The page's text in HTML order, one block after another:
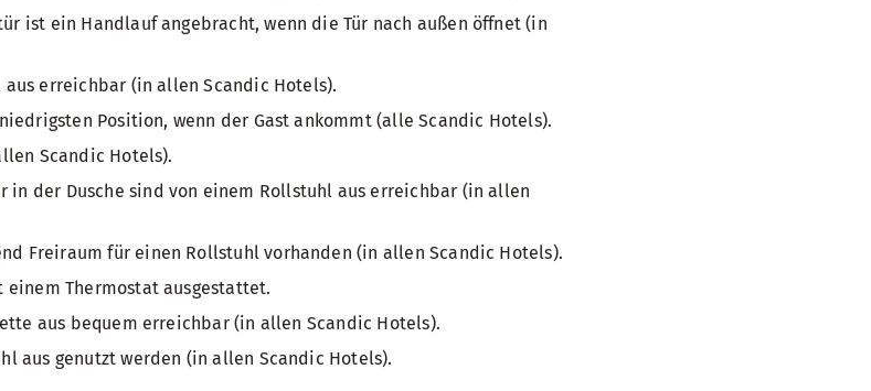
ist ein Handlauf angebracht, wenn die Tür nach außen öffnet (in
erreichbar (in allen Scandic Hotels).
Position, wenn der Gast ankommt (alle Scandic Hotels).
Scandic Hotels).
in der Dusche sind von einem Rollstuhl aus erreichbar (in allen
Freiraum für einen Rollstuhl vorhanden (in allen Scandic Hotels).
einem Thermostat ausgestattet.
aus bequem erreichbar (in allen Scandic Hotels).
aus genutzt werden (in allen Scandic Hotels).